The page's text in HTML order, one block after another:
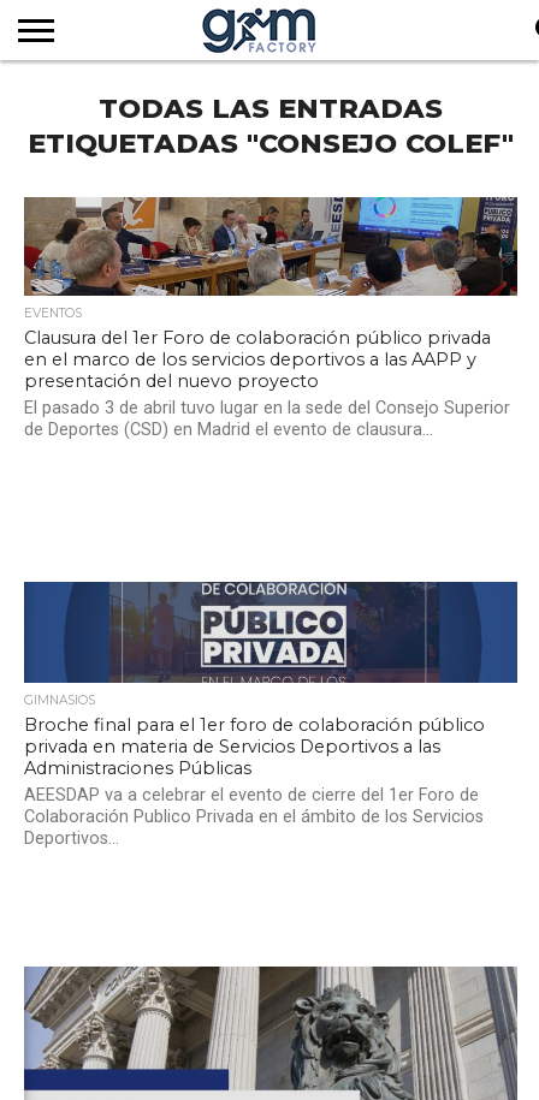
REVISTA
FACTORY
TV
SOCIOS
EMPRESAS
SECTOR
SERVICIOS
AUDIOVISUALES
NOTICIAS
SUSCRIPCIÓN
TODAS LAS ENTRADAS
ETIQUETADAS "CONSEJO COLEF"
EVENTOS
Clausura del 1er Foro de colaboración público privada
en el marco de los servicios deportivos a las AAPP y
presentación del nuevo proyecto
El pasado 3 de abril tuvo lugar en la sede del Consejo Superior
de Deportes (CSD) en Madrid el evento de clausura...
GIMNASIOS
Broche final para el 1er foro de colaboración público
privada en materia de Servicios Deportivos a las
Administraciones Públicas
AEESDAP va a celebrar el evento de cierre del 1er Foro de
Colaboración Publico Privada en el ámbito de los Servicios
Deportivos...